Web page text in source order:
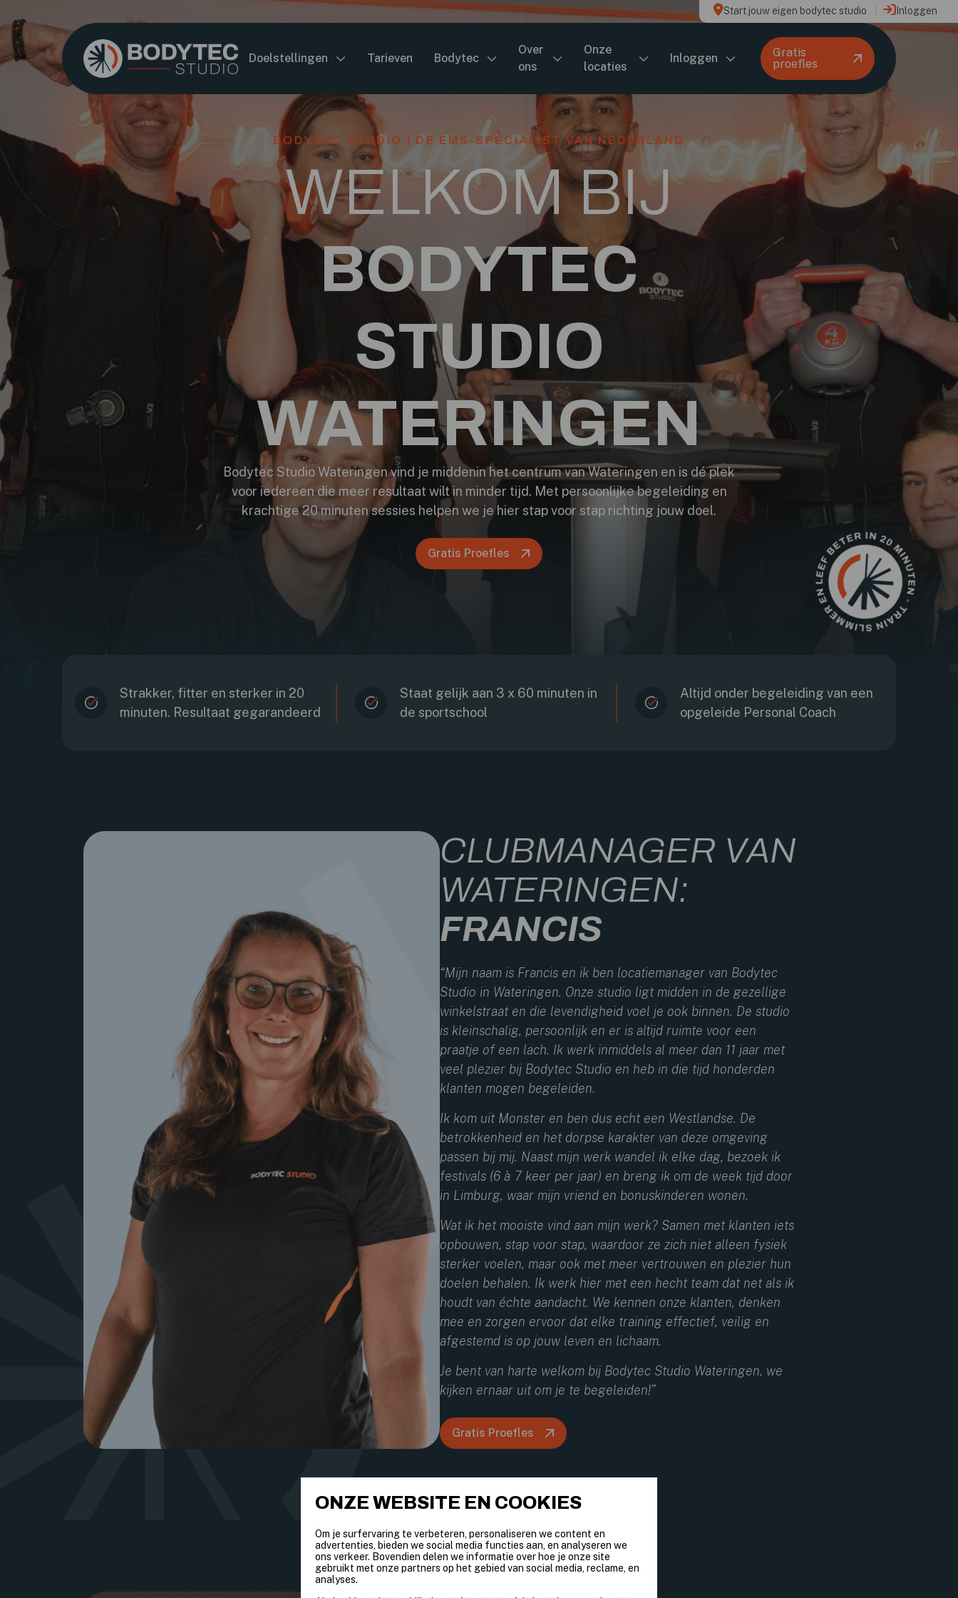
Start jouw eigen bodytec studio Inloggen
Doelstellingen Tarieven Bodytec
Over
ons
Onze
locaties
Inloggen
Gratis
proefles
BODYTEC STUDIO | DE EMS-SPECIALIST VAN NEDERLAND
WELKOM BIJ
BODYTEC
STUDIO
WATERINGEN
Bodytec Studio Wateringen vind je middenin het centrum van Wateringen en is dé plek
voor iedereen die meer resultaat wilt in minder tijd. Met persoonlijke begeleiding en
krachtige 20 minuten sessies helpen we je hier stap voor stap richting jouw doel.
Gratis Proefles
Strakker, fitter en sterker in 20
minuten. Resultaat gegarandeerd
Staat gelijk aan 3 x 60 minuten in
de sportschool
Altijd onder begeleiding van een
opgeleide Personal Coach
CLUBMANAGER VAN
WATERINGEN:
FRANCIS
“Mijn naam is Francis en ik ben locatiemanager van Bodytec
Studio in Wateringen. Onze studio ligt midden in de gezellige
winkelstraat en die levendigheid voel je ook binnen. De studio
is kleinschalig, persoonlijk en er is altijd ruimte voor een
praatje of een lach. Ik werk inmiddels al meer dan 11 jaar met
veel plezier bij Bodytec Studio en heb in die tijd honderden
klanten mogen begeleiden.
Ik kom uit Monster en ben dus echt een Westlandse. De
betrokkenheid en het dorpse karakter van deze omgeving
passen bij mij. Naast mijn werk wandel ik elke dag, bezoek ik
festivals (6 à 7 keer per jaar) en breng ik om de week tijd door
in Limburg, waar mijn vriend en bonuskinderen wonen.
Wat ik het mooiste vind aan mijn werk? Samen met klanten iets
opbouwen, stap voor stap, waardoor ze zich niet alleen fysiek
sterker voelen, maar ook met meer vertrouwen en plezier hun
doelen behalen. Ik werk hier met een hecht team dat net als ik
houdt van échte aandacht. We kennen onze klanten, denken
mee en zorgen ervoor dat elke training effectief, veilig en
afgestemd is op jouw leven en lichaam.
Je bent van harte welkom bij Bodytec Studio Wateringen, we
kijken ernaar uit om je te begeleiden!”
Gratis Proefles
ONZE WEBSITE EN COOKIES
Om je surfervaring te verbeteren, personaliseren we content en
advertenties, bieden we social media functies aan, en analyseren we
ons verkeer. Bovendien delen we informatie over hoe je onze site
gebruikt met onze partners op het gebied van social media, reclame, en
analyses.